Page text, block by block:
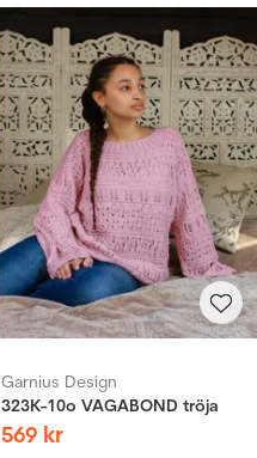
Garnius Design
323K-10o VAGABOND tröja
569 kr